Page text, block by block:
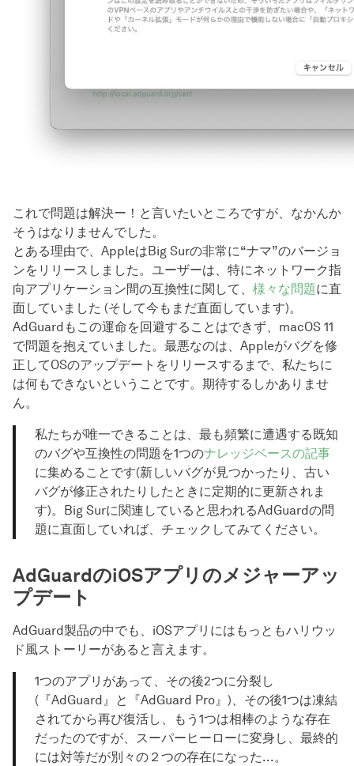
これで問題は解決ー！と言いたいところですが、なかんか
そうはなりませんでした。
とある理由で、AppleはBig Surの非常に“ナマ”のバージョ
ンをリリースしました。ユーザーは、特にネットワーク指
向アプリケーション間の互換性に関して、 様々な問題に直
面していました (そして今もまだ直面しています)。
AdGuardもこの運命を回避することはできず、macOS 11
で問題を抱えていました。最悪なのは、Appleがバグを修
正してOSのアップデートをリリースするまで、私たちに
は何もできないということです。期待するしかありませ
ん。
私たちが唯一できることは、最も頻繁に遭遇する既知
のバグや互換性の問題を1つのナレッジベースの記事
に集めることです(新しいバグが見つかったり、古い
バグが修正されたりしたときに定期的に更新されま
す)。Big Surに関連していると思われるAdGuardの問
題に直面していれば、チェックしてみてください。
AdGuardのiOSアプリのメジャーアッ
プデート
AdGuard製品の中でも、iOSアプリにはもっともハリウッ
ド風ストーリーがあると言えます。
1つのアプリがあって、その後2つに分裂し
(『AdGuard』と『AdGuard Pro』)、その後1つは凍結
されてから再び復活し、もう1つは相棒のような存在
だったのですが、スーパーヒーローに変身し、最終的
には対等だが別々の２つの存在になった...。